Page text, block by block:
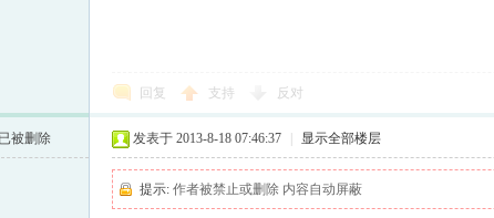
回复 支持 反对
被删除 发表于 2013-8-18 07:46:37 显示全部楼层
提示: 作者被禁止或删除 内容自动屏蔽